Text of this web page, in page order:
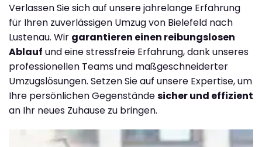
Verlassen Sie sich auf unsere jahrelange Erfahrung
für Ihren zuverlässigen Umzug von Bielefeld nach
Lustenau. Wir garantieren einen reibungslosen
Ablauf und eine stressfreie Erfahrung, dank unseres
professionellen Teams und maßgeschneiderter
Umzugslösungen. Setzen Sie auf unsere Expertise, um
Ihre persönlichen Gegenständesicher und effizient
an Ihr neues Zuhause zu bringen.